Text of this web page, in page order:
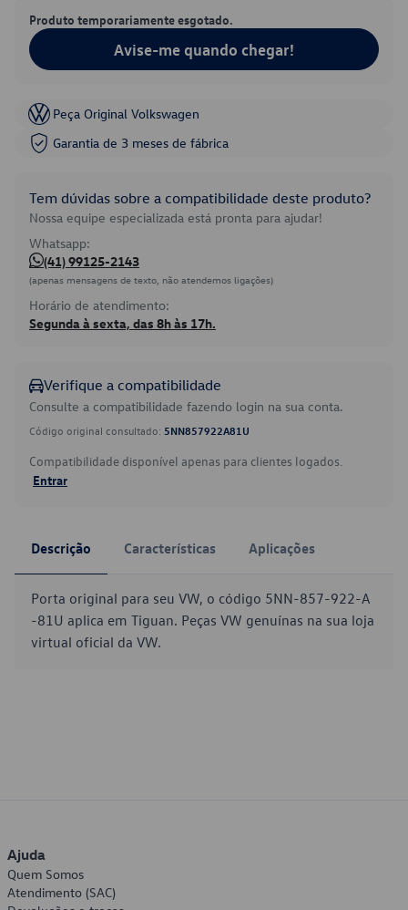
Produto temporariamente esgotado.
Avise-me quando chegar!
Peça Original Volkswagen
Garantia de 3 meses de fábrica
Tem dúvidas sobre a compatibilidade deste produto?
Nossa equipe especializada está pronta para ajudar!
Whatsapp:
(41) 99125-2143
(apenas mensagens de texto, não atendemos ligações)
Horário de atendimento:
Segunda à sexta, das 8h às 17h.
Verifique a compatibilidade
Consulte a compatibilidade fazendo login na sua conta.
Código original consultado: 5NN857922A81U
Compatibilidade disponível apenas para clientes logados.
Entrar
Descrição Características Aplicações
Porta original para seu VW, o código 5NN-857-922-A
-81U aplica em Tiguan. Peças VW genuínas na sua loja
virtual oficial da VW.
Ajuda
Quem Somos
Atendimento (SAC)